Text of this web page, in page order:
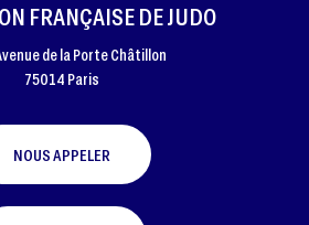
FRANÇAISE DE JUDO
de la Porte Châtillon
75014 Paris
NOUS APPELER